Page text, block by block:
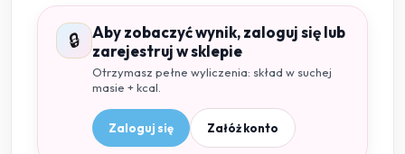
🔒
Aby zobaczyć wynik, zaloguj się lub
zarejestruj w sklepie
Otrzymasz pełne wyliczenia: skład w suchej
masie + kcal.
Zaloguj się Załóż konto